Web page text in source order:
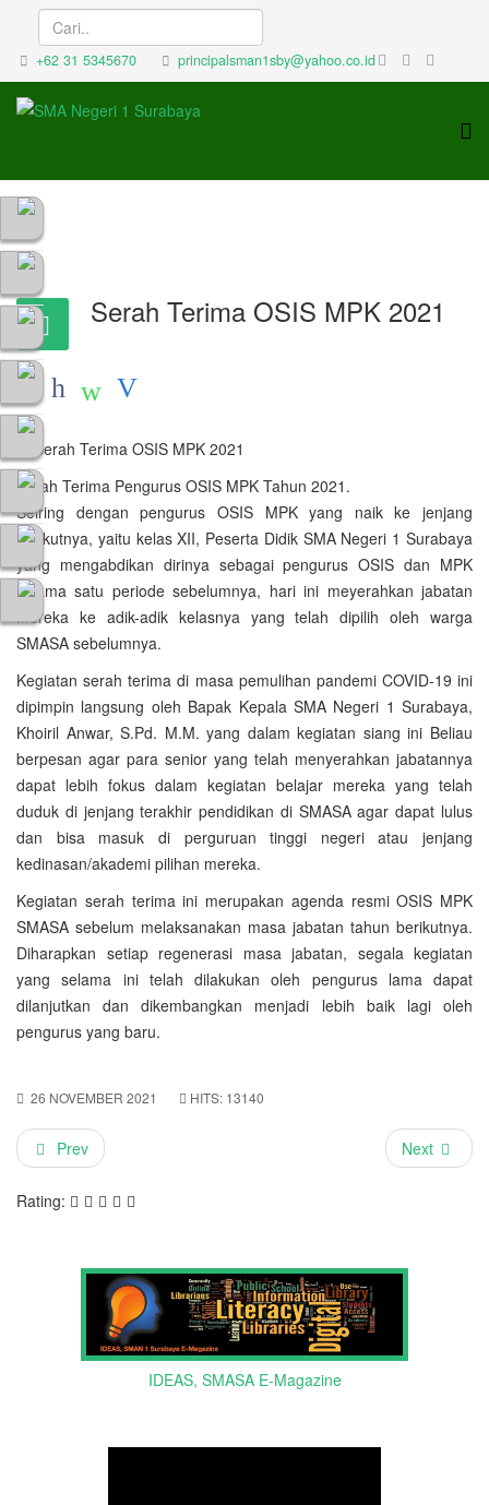
+62 31 5345670 principalsman1sby@yahoo.co.id
Serah Terima OSIS MPK 2021
Serah Terima Pengurus OSIS MPK Tahun 2021.
Seiring dengan pengurus OSIS MPK yang naik ke jenjang
berikutnya, yaitu kelas XII, Peserta Didik SMA Negeri 1 Surabaya
yang mengabdikan dirinya sebagai pengurus OSIS dan MPK
selama satu periode sebelumnya, hari ini meyerahkan jabatan
mereka ke adik-adik kelasnya yang telah dipilih oleh warga
SMASA sebelumnya.
Kegiatan serah terima di masa pemulihan pandemi COVID-19 ini
dipimpin langsung oleh Bapak Kepala SMA Negeri 1 Surabaya,
Khoiril Anwar, S.Pd. M.M. yang dalam kegiatan siang ini Beliau
berpesan agar para senior yang telah menyerahkan jabatannya
dapat lebih fokus dalam kegiatan belajar mereka yang telah
duduk di jenjang terakhir pendidikan di SMASA agar dapat lulus
dan bisa masuk di perguruan tinggi negeri atau jenjang
kedinasan/akademi pilihan mereka.
Kegiatan serah terima ini merupakan agenda resmi OSIS MPK
SMASA sebelum melaksanakan masa jabatan tahun berikutnya.
Diharapkan setiap regenerasi masa jabatan, segala kegiatan
yang selama ini telah dilakukan oleh pengurus lama dapat
dilanjutkan dan dikembangkan menjadi lebih baik lagi oleh
pengurus yang baru.
26 NOVEMBER 2021 HITS: 13140
Prev Next
Rating:
IDEAS, SMASA E-Magazine